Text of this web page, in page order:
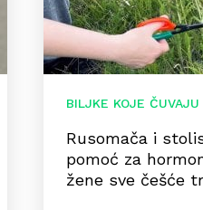
BILJKE KOJE
Rusomača i
pomoć za
žene sve češće